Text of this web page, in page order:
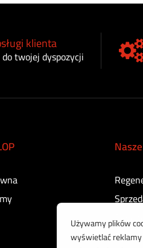
klienta
twojej dyspozycji